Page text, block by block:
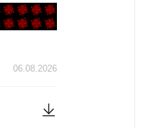
06.08.2026